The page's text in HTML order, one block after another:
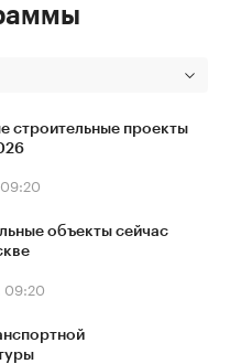
строительные проекты
объекты сейчас
09:20